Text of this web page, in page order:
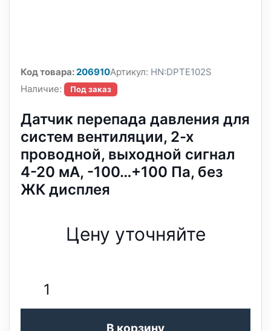
Код товара:206910Артикул: HN:DPTE102S
Наличие:
Под заказ
Датчик перепада давления для
систем вентиляции, 2-х
проводной, выходной сигнал
4-20 мА, -100…+100 Па, без
ЖК дисплея
Цену уточняйте
В корзину